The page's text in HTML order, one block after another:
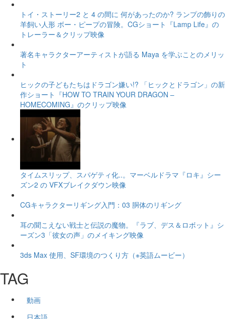
トイ・ストーリー2 と 4 の間に 何があったのか? ランプの飾りの
羊飼い人形 ボー・ピープの冒険。CGショート『Lamp Life』の
トレーラー＆クリップ映像
著名キャラクターアーティストが語る Maya を学ぶことのメリッ
ト
ヒックの子どもたちはドラゴン嫌い!? 「ヒックとドラゴン」の新
作ショート『HOW TO TRAIN YOUR DRAGON –
HOMECOMING』のクリップ映像
タイムスリップ、スパゲティ化..。マーベルドラマ『ロキ』シー
ズン2 の VFXブレイクダウン映像
CGキャラクターリギング入門：03 胴体のリギング
耳の聞こえない戦士と伝説の魔物。『ラブ、デス＆ロボット』シ
ーズン3「彼女の声」のメイキング映像
3ds Max 使用、SF環境のつくり方（※英語ムービー）
TAG
動画